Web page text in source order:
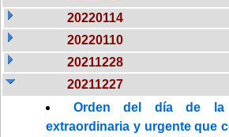
20220114
20220110
20211228
20211227
Orden del día de la
extraordinaria y urgente que